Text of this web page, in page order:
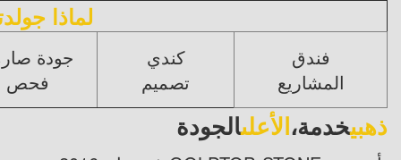
لماذا
فندق
المشاريع
كندي
تصميم
جودة
فحص
ذهبيخدمة،الأعلىالجودة